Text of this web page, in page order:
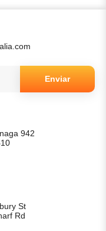
Enviar
942
St
Rd